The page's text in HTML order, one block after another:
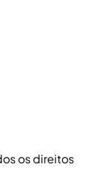
os direitos